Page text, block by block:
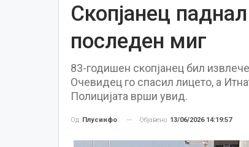
Скопјанец
последен миг
83-годишен скопјанец бил
Очевидец го спасил лицето, а
Полицијата врши увид.
Од Плусинфо Објавено 13/06/2026 14:19:57